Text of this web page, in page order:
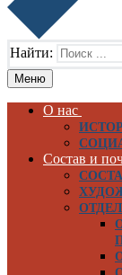
Найти:
Меню
О нас
Состав и